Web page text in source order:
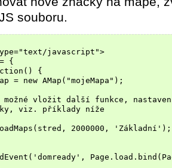
souboru.
javascript">
{
{
= new AMap("mojeMapa");
možné vložit další funkce,
viz. příklady níže
2000000,